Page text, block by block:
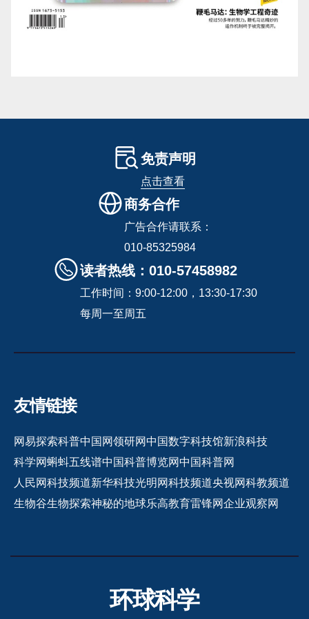
免责声明
点击查看
商务合作
广告合作请联系：
010-85325984
读者热线：010-57458982
工作时间：9:00-12:00，13:30-17:30
每周一至周五
友情链接
网易探索科普中国网领研网中国数字科技馆新浪科技
科学网蝌蚪五线谱中国科普博览网中国科普网
人民网科技频道新华科技光明网科技频道央视网科教频道
生物谷生物探索神秘的地球乐高教育雷锋网企业观察网
环球科学